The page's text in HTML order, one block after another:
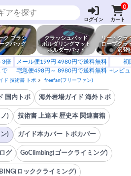
ログイン
0
カート
ク ブラシ
クバッグ
クラッシュパッド
ボルダリングマット
ボルダーパッド
リードクラ
ロープクラ
沢登
3倍
で
メール便199円 4980円で送料無料
宅急便498円～ 8980円で送料無料
初
+レビ
ド 技術書 トポ freefan(フリーファン)
国内トポ 海外岩場ガイド 海外トポ
) 技術書 上達本 歴史本 関連書籍
) ガイド本カバー トポカバー
グ GoClimbing(ゴークライミング)
ロッククライミング)